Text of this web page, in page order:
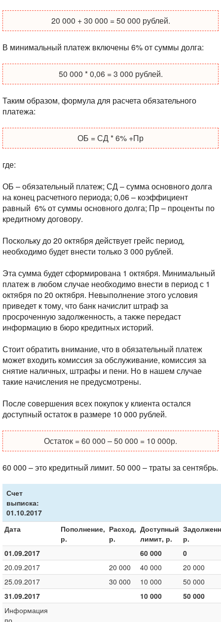
20 000 + 30 000 = 50 000 рублей.
В минимальный платеж включены 6% от суммы долга:
50 000 * 0,06 = 3 000 рублей.
Таким образом, формула для расчета обязательного
платежа:
ОБ = СД * 6% +Пр
где:
ОБ – обязательный платеж; СД – сумма основного долга
на конец расчетного периода; 0,06 – коэффициент
равный 6% от суммы основного долга; Пр – проценты по
кредитному договору.
Поскольку до 20 октября действует грейс период,
необходимо будет внести только 3 000 рублей.
Эта сумма будет сформирована 1 октября. Минимальный
платеж в любом случае необходимо внести в период с 1
октября по 20 октября. Невыполнение этого условия
приведет к тому, что банк начислит штраф за
просроченную задолженность, а также передаст
информацию в бюро кредитных историй.
Стоит обратить внимание, что в обязательный платеж
может входить комиссия за обслуживание, комиссия за
снятие наличных, штрафы и пени. Но в нашем случае
такие начисления не предусмотрены.
После совершения всех покупок у клиента остался
доступный остаток в размере 10 000 рублей.
Остаток = 60 000 – 50 000 = 10 000р.
60 000 – это кредитный лимит. 50 000 – траты за сентябрь.
Счет
выписка:
01.10.2017
Дата
Пополнение,
р.
Расход,
р.
Доступный
лимит, р.
р.
01.09.2017
60 000
0
20.09.2017
20 000 40 000
20 000
25.09.2017
30 000 10 000
50 000
31.09.2017
10 000
50 000
Информация
по